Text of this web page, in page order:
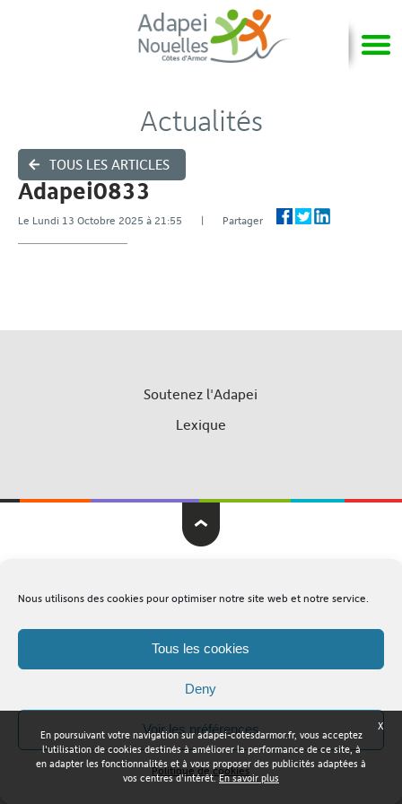
Nous utilisons des cookies pour optimiser notre site web et notre service.
Tous les cookies
Deny
Voir les préférences
Politique de cookies
TOUS LES ARTICLES
Actualités
Adapei0833
Le Lundi 13 Octobre 2025 à 21:55 | Partager
Soutenez l'Adapei
Lexique
X
En poursuivant votre navigation sur adapei-cotesdarmor.fr, vous acceptez
l'utilisation de cookies destinés à améliorer la performance de ce site, à
en adapter les fonctionnalités et à vous proposer des publicités adaptées à
vos centres d'intérêt.En savoir plus